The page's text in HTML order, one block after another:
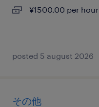
¥1500.00 per hour
posted 5 august 2026
その他